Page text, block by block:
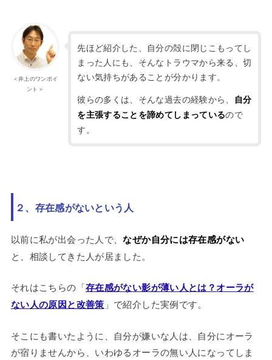
＜井上のワンポイ
ント＞
先ほど紹介した、自分の殻に閉じこもってし
まった人にも、そんなトラウマから来る、切
ない気持ちがあることが分かります。
彼らの多くは、そんな過去の経験から、
自分
を主張することを諦めてしまっているので
す。
２、存在感がないという人
以前に私が出会った人で、なぜか自分には存在感がない
と、相談してきた人が居ました。
それはこちらの「存在感がない影が薄い人とは？オーラが
ない人の原因と改善策 」で紹介した実例です。
そこにも書いたように、自分が嫌いな人は、自分にオーラ
が宿りませんから、いわゆるオーラの無い人になってしま